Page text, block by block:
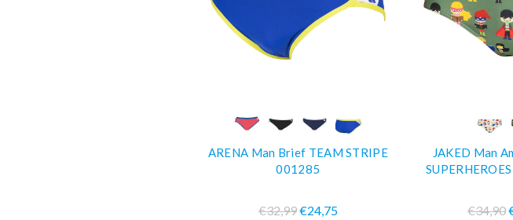
COMPRA SUBITO
ARENA Man Brief TEAM STRIPE
001285
€32,99€24,75
JAKED Man
€34,90